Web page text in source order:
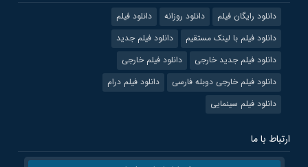
دانلود رایگان فیلم دانلود روزانه
دانلود فیلم
دانلود فیلم با لینک مستقیم
دانلود فیلم جدید
دانلود فیلم جدید خارجی
دانلود فیلم خارجی
دانلود فیلم خارجی دوبله فارسی
دانلود فیلم درام
دانلود فیلم سینمایی
ارتباط با ما